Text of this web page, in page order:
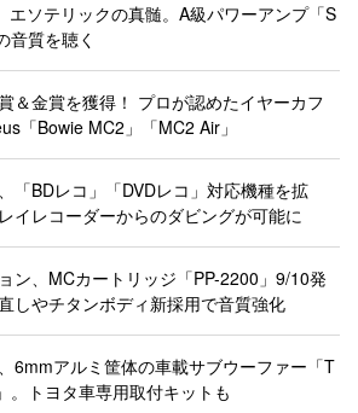
エソテリックの真髄。A級パワーアンプ「S
音質を聴く
＆金賞を獲得！ プロが認めたイヤーカフ
「Bowie MC2」「MC2 Air」
「BDレコ」「DVDレコ」対応機種を拡
イレコーダーからのダビングが可能に
ン、MCカートリッジ「PP-2200」9/10発
しやチタンボディ新採用で音質強化
6mmアルミ筐体の車載サブウーファー「T
。トヨタ車専用取付キットも